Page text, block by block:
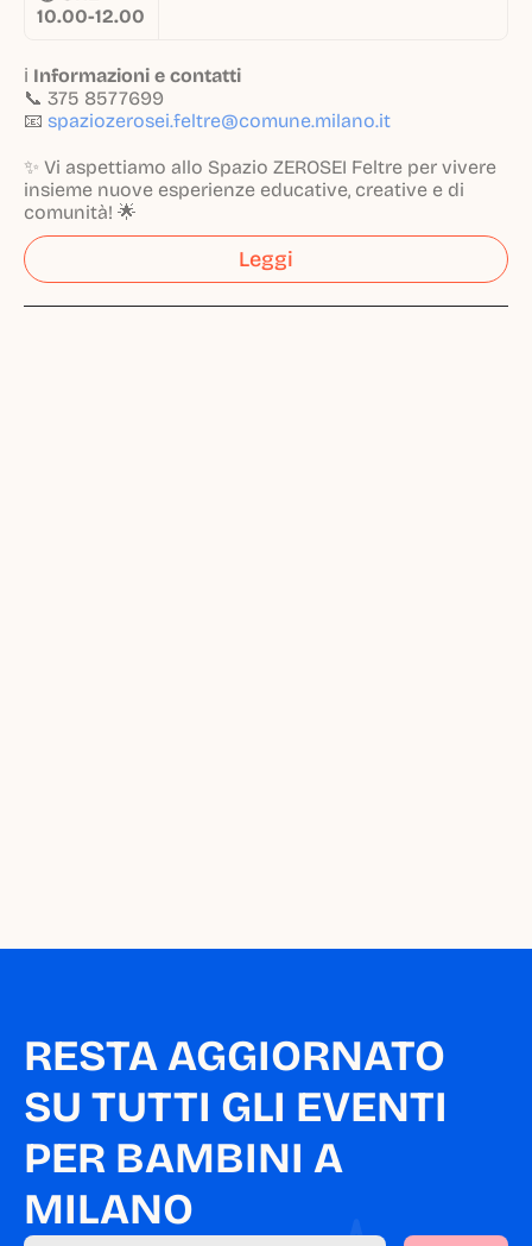
10.00-12.00
ℹ️ Informazioni e contatti
📞 375 8577699
📧 spaziozerosei.feltre@comune.milano.it
✨ Vi aspettiamo allo Spazio ZEROSEI Feltre per vivere
insieme nuove esperienze educative, creative e di
comunità! 🌟
Leggi
RESTA AGGIORNATO
SU TUTTI GLI EVENTI
PER BAMBINI A
MILANO